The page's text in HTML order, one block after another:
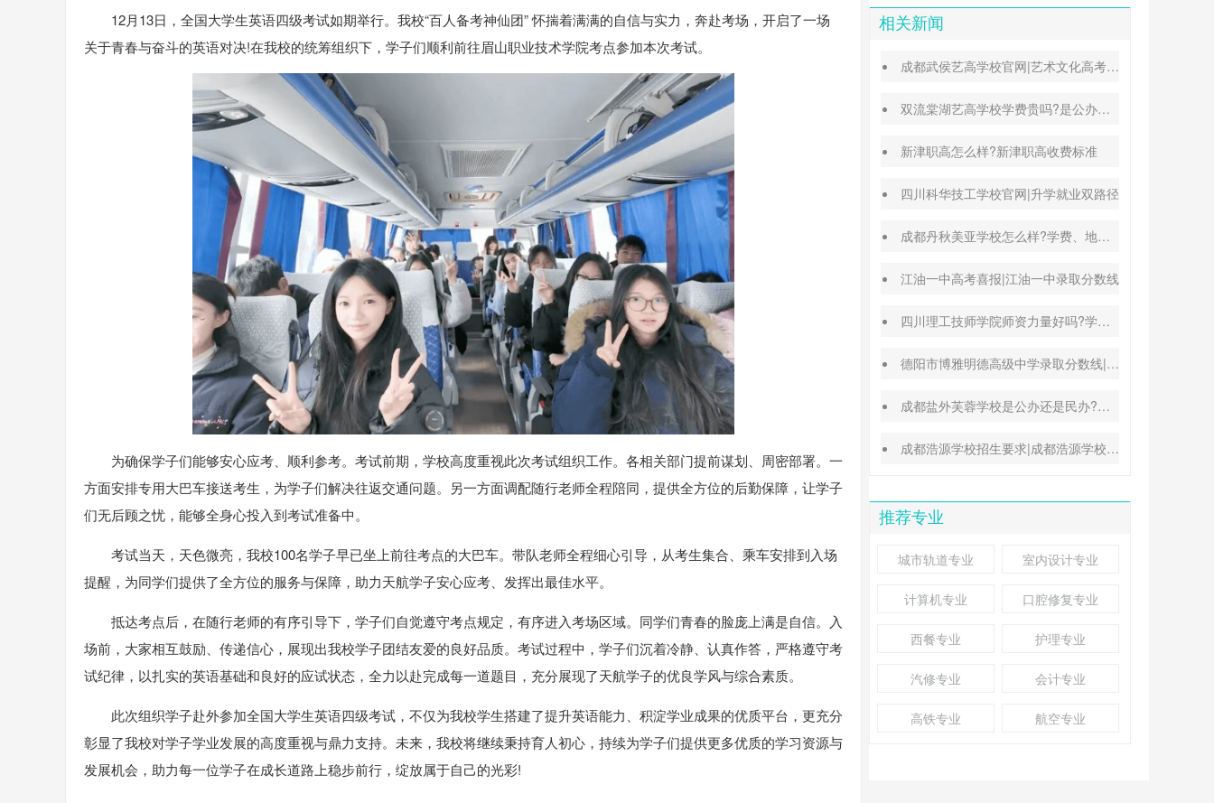
12月13日，全国大学生英语四级考试如期举行。我校“百人备考神仙团” 怀揣着满满的自信与实力，奔赴考场，开启了一场
关于青春与奋斗的英语对决!在我校的统筹组织下，学子们顺利前往眉山职业技术学院考点参加本次考试。
为确保学子们能够安心应考、顺利参考。考试前期，学校高度重视此次考试组织工作。各相关部门提前谋划、周密部署。一
方面安排专用大巴车接送考生，为学子们解决往返交通问题。另一方面调配随行老师全程陪同，提供全方位的后勤保障，让学子
们无后顾之忧，能够全身心投入到考试准备中。
考试当天，天色微亮，我校100名学子早已坐上前往考点的大巴车。带队老师全程细心引导，从考生集合、乘车安排到入场
提醒，为同学们提供了全方位的服务与保障，助力天航学子安心应考、发挥出最佳水平。
抵达考点后，在随行老师的有序引导下，学子们自觉遵守考点规定，有序进入考场区域。同学们青春的脸庞上满是自信。入
场前，大家相互鼓励、传递信心，展现出我校学子团结友爱的良好品质。考试过程中，学子们沉着冷静、认真作答，严格遵守考
试纪律，以扎实的英语基础和良好的应试状态，全力以赴完成每一道题目，充分展现了天航学子的优良学风与综合素质。
此次组织学子赴外参加全国大学生英语四级考试，不仅为我校学生搭建了提升英语能力、积淀学业成果的优质平台，更充分
彰显了我校对学子学业发展的高度重视与鼎力支持。未来，我校将继续秉持育人初心，持续为学子们提供更多优质的学习资源与
发展机会，助力每一位学子在成长道路上稳步前行，绽放属于自己的光彩!
相关新闻
成都武侯艺高学校官网|艺术文化高考班能高考吗
双流棠湖艺高学校学费贵吗?是公办还是民办
新津职高怎么样?新津职高收费标准
四川科华技工学校官网|升学就业双路径
成都丹秋美亚学校怎么样?学费、地址、办学特色汇总
江油一中高考喜报|江油一中录取分数线
四川理工技师学院师资力量好吗?学校地址在哪里
德阳市博雅明德高级中学录取分数线|德阳中考普高参考
成都盐外芙蓉学校是公办还是民办?高考升学率高吗?
成都浩源学校招生要求|成都浩源学校升学率高吗?
推荐专业
城市轨道专业 室内设计专业
计算机专业 口腔修复专业
西餐专业 护理专业
汽修专业 会计专业
高铁专业 航空专业